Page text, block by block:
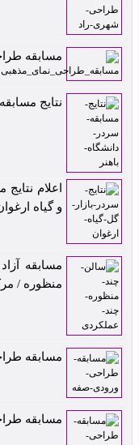
مسابقه
نتایج
اعلام
و گیاه
مسابقه
منظوره /
مسابقه
مسابقه